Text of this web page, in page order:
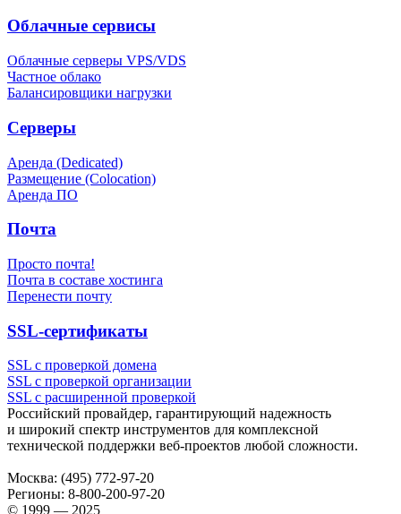
Облачные сервисы
Облачные серверы VPS/VDS
Частное облако
Балансировщики нагрузки
Серверы
Аренда (Dedicated)
Размещение (Colocation)
Аренда ПО
Почта
Просто почта!
Почта в составе хостинга
Перенести почту
SSL-сертификаты
SSL с проверкой домена
SSL с проверкой организации
SSL с расширенной проверкой
Российский провайдер, гарантирующий надежность
и широкий спектр инструментов для комплексной
технической поддержки веб-проектов любой сложности.
Москва: (495) 772-97-20
Регионы: 8-800-200-97-20
© 1999 — 2025